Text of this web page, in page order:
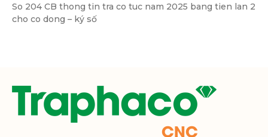
So 204 CB thong tin tra co tuc nam 2025 bang tien lan 2
cho co dong – ký số